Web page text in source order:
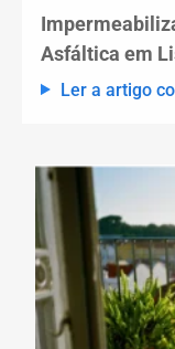
Asfáltica em
Ler a artigo